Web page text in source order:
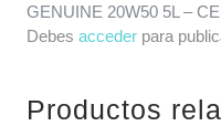
GENUINE 20W50 5L –
Debes acceder para
Productos